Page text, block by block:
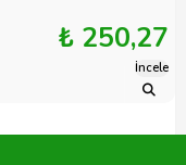
₺ 250,27
İncele